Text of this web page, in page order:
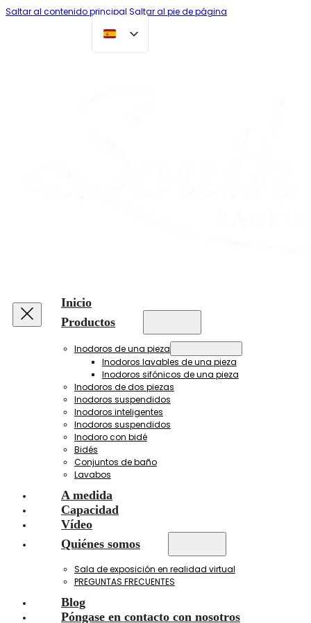
Saltar al contenido principal Saltar al pie de página
Inicio
Productos
Inodoros de una pieza
Inodoros lavables de una pieza
Inodoros sifónicos de una pieza
Inodoros de dos piezas
Inodoros suspendidos
Inodoros inteligentes
Inodoros suspendidos
Inodoro con bidé
Bidés
Conjuntos de baño
Lavabos
A medida
Capacidad
Vídeo
Quiénes somos
Sala de exposición en realidad virtual
PREGUNTAS FRECUENTES
Blog
Póngase en contacto con nosotros